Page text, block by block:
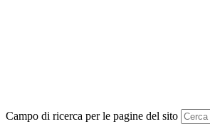
Campo di ricerca per le pagine del sito